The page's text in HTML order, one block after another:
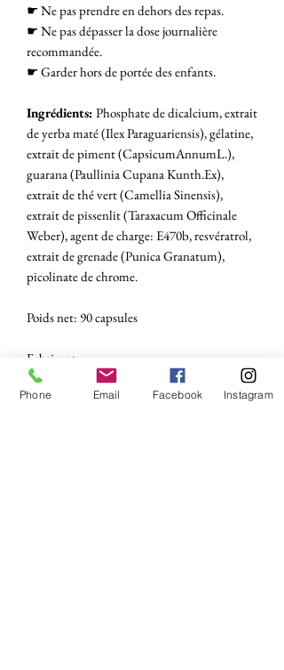
☛ Ne pas prendre en dehors des repas.
☛ Ne pas dépasser la dose journalière
recommandée.
☛ Garder hors de portée des enfants.
Ingrédients: Phosphate de dicalcium, extrait
de yerba maté (Ilex Paraguariensis), gélatine,
extrait de piment (CapsicumAnnumL.),
guarana (Paullinia Cupana Kunth.Ex),
extrait de thé vert (Camellia Sinensis),
extrait de pissenlit (Taraxacum Officinale
Weber), agent de charge: E470b, resvératrol,
extrait de grenade (Punica Granatum),
picolinate de chrome.
Poids net: 90 capsules
Fabricant
QNT SA,
Technoparc de Thudinie 3
Phone Email Facebook Instagram